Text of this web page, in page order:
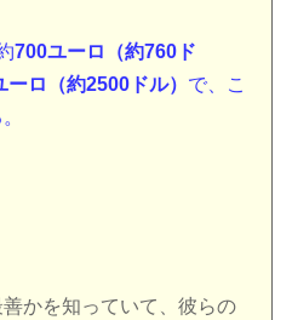
700ユーロ（約760ド
ーロ（約2500ドル） で、こ
かを知っていて、彼らの